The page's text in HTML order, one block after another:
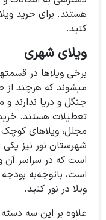
هستند. برای خرید
کنید.
ویلای شهری
برخی ویلاها در
میشوند که هرچند از
جنگل و دریا ندارند
تعطیلات هستند.
مجلل، ویلاهای
شهرستان نور نیز یکی
است که در سراسر آن
است، باتوجه‌به بودجه
ویلا در نور کنید.
علاوه بر این سه دسته